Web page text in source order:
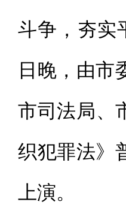
斗争，夯实
日晚，由市
市司法局、
织犯罪法》
上演。